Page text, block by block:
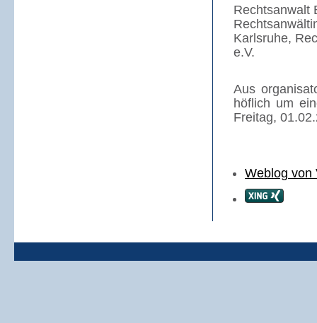
Rechtsanwalt
Karlsruhe,
e.V.
Aus
höflich um
Freitag,
Weblog von